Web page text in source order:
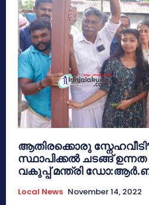
ആതിരക്കൊരു
സ്ഥാപിക്കൽ ചടങ്ങ്
വകുപ്പ് മന്ത്രി
Local News November 14, 2022